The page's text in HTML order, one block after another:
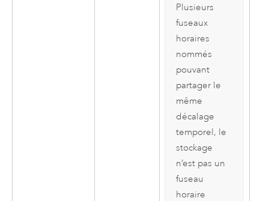
Plusieurs
fuseaux
horaires
nommés
pouvant
partager le
même
décalage
temporel, le
stockage
n’est pas un
fuseau
horaire